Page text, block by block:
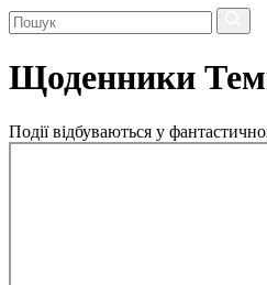
Щоденники
Події відбуваються у